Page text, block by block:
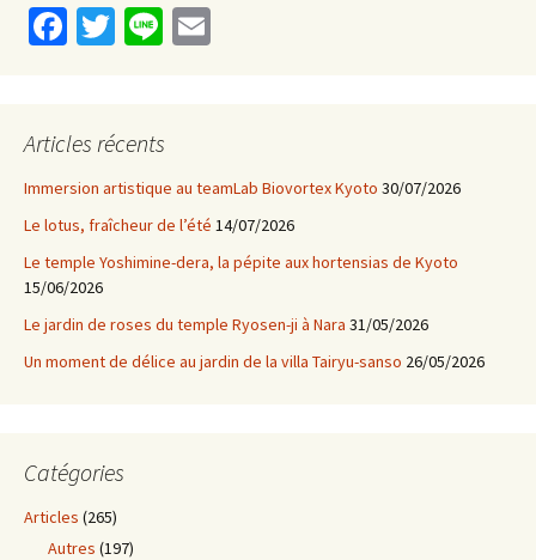
Fa
o
o
k
T
er
Li
Articles récents
Immersion artistique au teamLab Biovortex Kyoto 30/07/2026
Le lotus, fraîcheur de l’été 14/07/2026
Le temple Yoshimine-dera, la pépite aux hortensias de Kyoto
15/06/2026
Le jardin de roses du temple Ryosen-ji à Nara 31/05/2026
Un moment de délice au jardin de la villa Tairyu-sanso 26/05/2026
Catégories
Articles (265)
Autres (197)